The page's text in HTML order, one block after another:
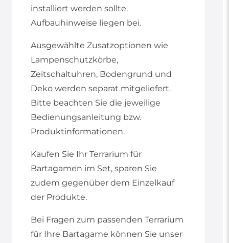
installiert werden sollte.
Aufbauhinweise liegen bei.
Ausgewählte Zusatzoptionen wie
Lampenschutzkörbe,
Zeitschaltuhren, Bodengrund und
Deko werden separat mitgeliefert.
Bitte beachten Sie die jeweilige
Bedienungsanleitung bzw.
Produktinformationen.
Kaufen Sie Ihr Terrarium für
Bartagamen im Set, sparen Sie
zudem gegenüber dem Einzelkauf
der Produkte.
Bei Fragen zum passenden Terrarium
für Ihre Bartagame können Sie unser